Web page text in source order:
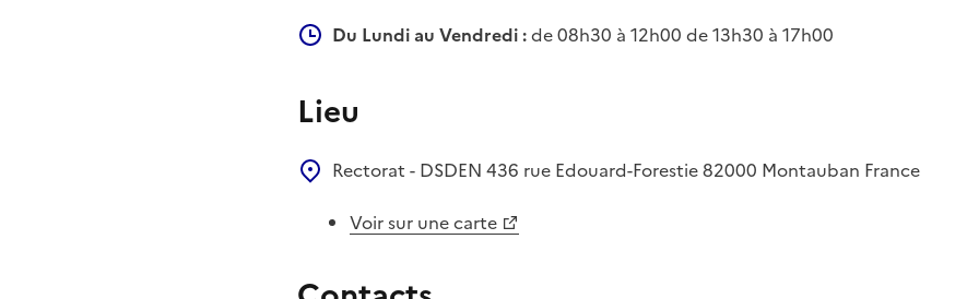
Du Lundi au Vendredi :de 08h30 à 12h00 de 13h30 à 17h00
Lieu
Rectorat - DSDEN 436 rue Edouard-Forestie82000 Montauban France
Voir sur une carte